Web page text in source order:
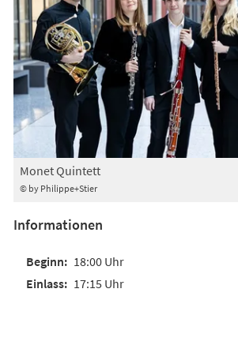
© by Philippe+Stier
Monet Quintett
Informationen
18:00 Uhr
17:15 Uhr